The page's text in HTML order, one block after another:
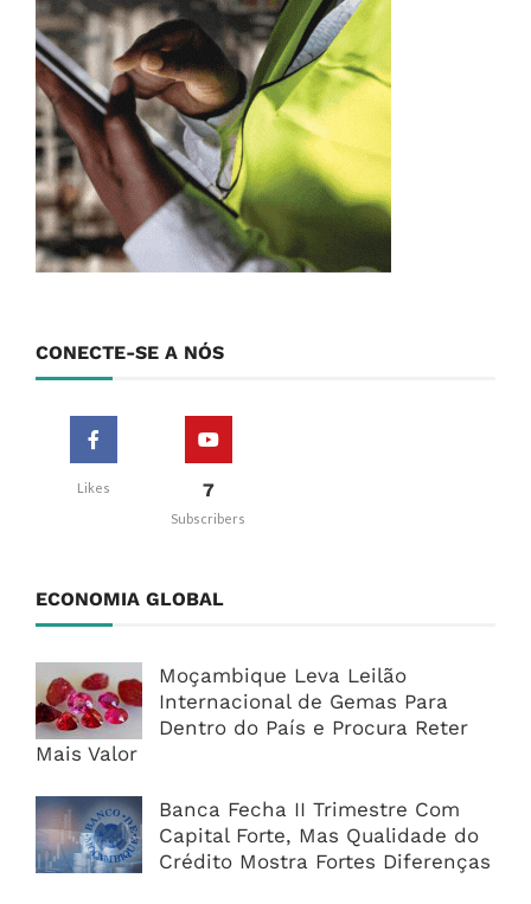
CONECTE-SE A NÓS
Likes 7
Subscribers
ECONOMIA GLOBAL
Moçambique Leva Leilão
Internacional de Gemas Para
Dentro do País e Procura Reter
Mais Valor
Banca Fecha II Trimestre Com
Capital Forte, Mas Qualidade do
Crédito Mostra Fortes Diferenças